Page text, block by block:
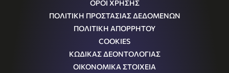
ΟΡΟΙ ΧΡΗΣΗΣ
ΠΟΛΙΤΙΚΗ ΠΡΟΣΤΑΣΙΑΣ ΔΕΔΟΜΕΝΩΝ
ΠΟΛΙΤΙΚΗ ΑΠΟΡΡΗΤΟΥ
COOKIES
ΚΩΔΙΚΑΣ ΔΕΟΝΤΟΛΟΓΙΑΣ
ΟΙΚΟΝΟΜΙΚΑ ΣΤΟΙΧΕΙΑ